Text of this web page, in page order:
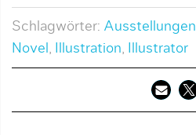
Schlagwörter: Ausstellungen
Novel , Illustration, Illustrator